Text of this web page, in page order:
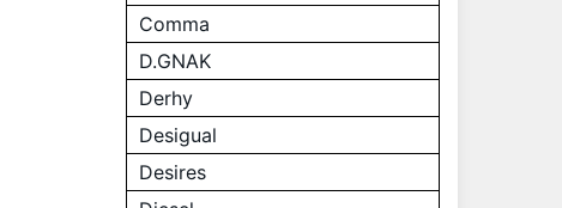
Comma
D.GNAK
Derhy
Desigual
Desires